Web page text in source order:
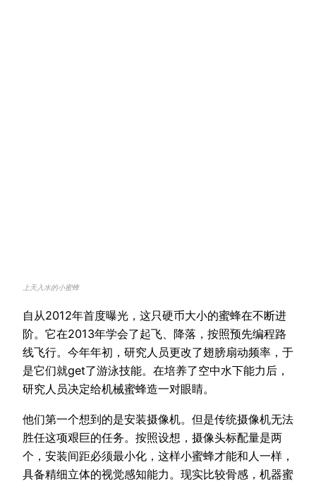
上天入水的小蜜蜂
自从2012年首度曝光，这只硬币大小的蜜蜂在不断进
阶。它在2013年学会了起飞、降落，按照预先编程路
线飞行。今年年初，研究人员更改了翅膀扇动频率，于
是它们就get了游泳技能。在培养了空中水下能力后，
研究人员决定给机械蜜蜂造一对眼睛。
他们第一个想到的是安装摄像机。但是传统摄像机无法
胜任这项艰巨的任务。按照设想，摄像头标配量是两
个，安装间距必须最小化，这样小蜜蜂才能和人一样，
具备精细立体的视觉感知能力。现实比较骨感，机器蜜